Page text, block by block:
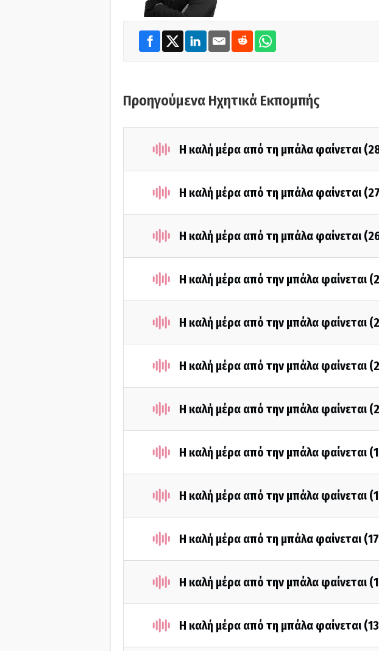
Προηγούμενα Ηχητικά Εκπομπής
Η καλή μέρα από τη μπάλα φαίνεται
Η καλή μέρα από τη μπάλα φαίνεται
Η καλή μέρα από τη μπάλα φαίνεται
Η καλή μέρα από την μπάλα φαίνεται
Η καλή μέρα από την μπάλα φαίνεται
Η καλή μέρα από την μπάλα φαίνεται
Η καλή μέρα από την μπάλα φαίνεται
Η καλή μέρα από την μπάλα φαίνεται
Η καλή μέρα από την μπάλα φαίνεται
Η καλή μέρα από τη μπάλα φαίνεται
Η καλή μέρα από την μπάλα φαίνεται
Η καλή μέρα από τη μπάλα φαίνεται